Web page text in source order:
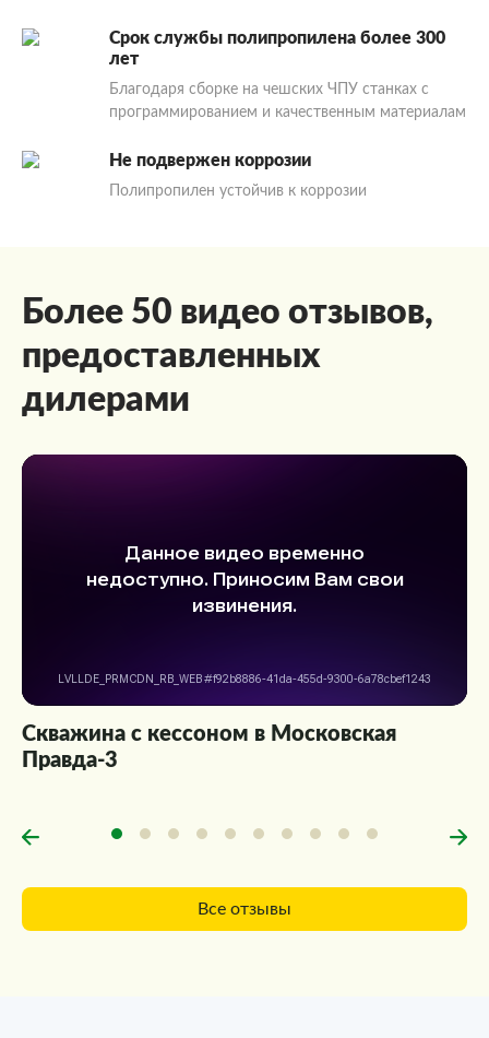
Срок службы полипропилена более 300
лет
Благодаря сборке на чешских ЧПУ станках с
программированием и качественным материалам
Не подвержен коррозии
Полипропилен устойчив к коррозии
Более 50 видео отзывов,
предоставленных
дилерами
Скважина с кессоном в Московская
Правда-3
Все отзывы